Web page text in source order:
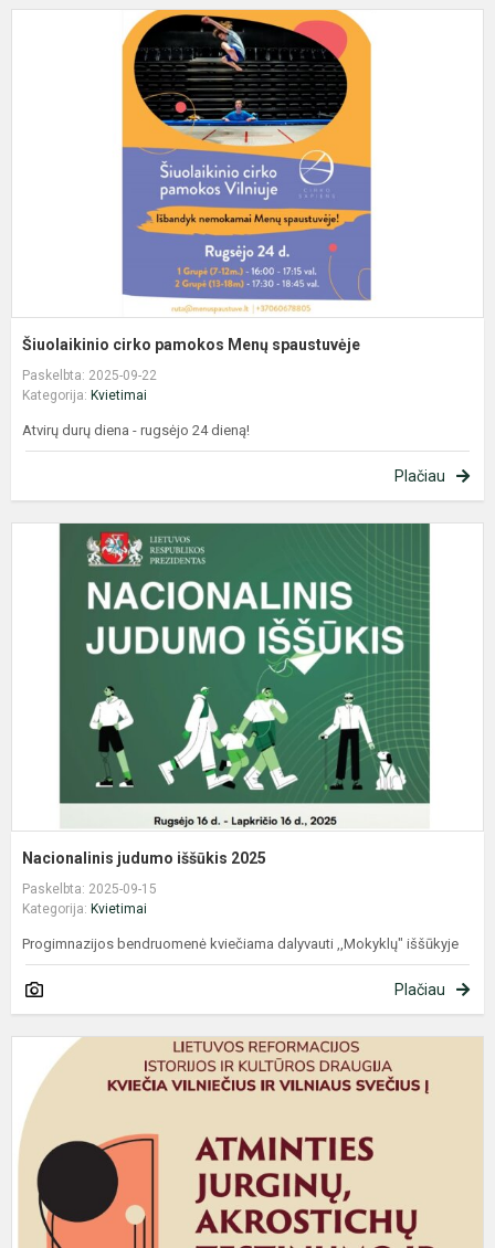
Šiuolaikinio cirko pamokos Menų spaustuvėje
Paskelbta: 2025-09-22
Kategorija: Kvietimai
Atvirų durų diena - rugsėjo 24 dieną!
Plačiau
Nacionalinis judumo iššūkis 2025
Paskelbta: 2025-09-15
Kategorija: Kvietimai
Progimnazijos bendruomenė kviečiama dalyvauti ,,Mokyklų" iššūkyje
Plačiau